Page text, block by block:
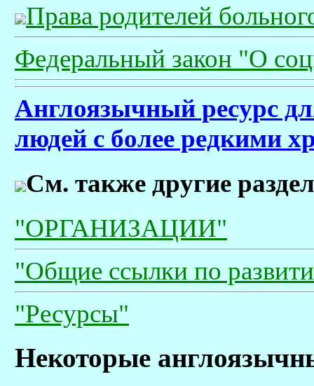
Права родителей
Федеральный закон "О
Англоязычный ресурс
людей с более редкими
См. также другие
"ОРГАНИЗАЦИИ"
"Общие ссылки по
"Ресурсы"
Некоторые